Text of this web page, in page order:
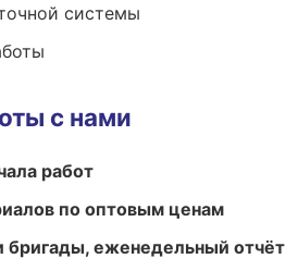
системы
с нами
работ
по оптовым ценам
бригады, еженедельный отчёт